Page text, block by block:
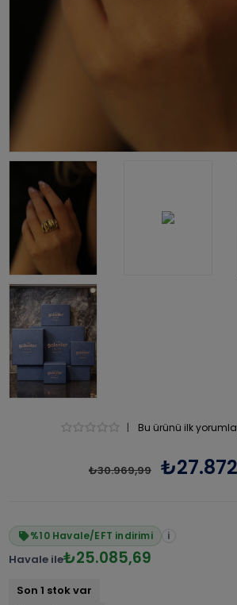
| Bu ürünü ilk
₺30.969,99
%10 Havale/EFT indirimi i
Havale ile₺25.085,69
Son 1 stok var